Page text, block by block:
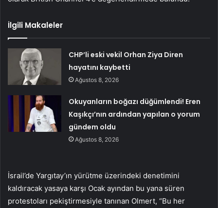
İlgili Makaleler
CHP’li eski vekil Orhan Ziya Diren
hayatını kaybetti
Ağustos 8, 2026
Okuyanların boğazı düğümlendi! Eren
Kaşıkçı’nın ardından yapılan o yorum
gündem oldu
Ağustos 8, 2026
İsrail’de Yargıtay’ın yürütme üzerindeki denetimini
kaldıracak yasaya karşı Ocak ayından bu yana süren
protestoları pekiştirmesiyle tanınan Olmert, “Bu her